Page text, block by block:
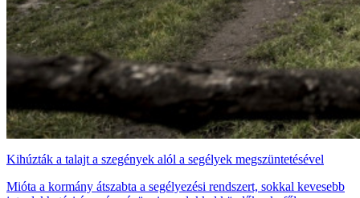
Kihúzták a talajt a szegények alól a segélyek megszüntetésével
Mióta a kormány átszabta a segélyezési rendszert, sokkal kevesebb